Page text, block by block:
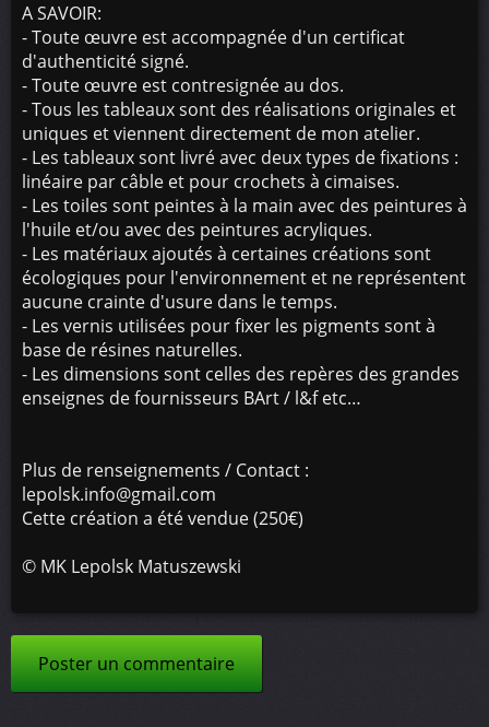
A SAVOIR:
- Toute œuvre est accompagnée d'un certificat
d'authenticité signé.
- Toute œuvre est contresignée au dos.
- Tous les tableaux sont des réalisations originales et
uniques et viennent directement de mon atelier.
- Les tableaux sont livré avec deux types de fixations :
linéaire par câble et pour crochets à cimaises.
- Les toiles sont peintes à la main avec des peintures à
l'huile et/ou avec des peintures acryliques.
- Les matériaux ajoutés à certaines créations sont
écologiques pour l'environnement et ne représentent
aucune crainte d'usure dans le temps.
- Les vernis utilisées pour fixer les pigments sont à
base de résines naturelles.
- Les dimensions sont celles des repères des grandes
enseignes de fournisseurs BArt / l&f etc…
Plus de renseignements / Contact :
lepolsk.info@gmail.com
Cette création a été vendue (250€)
© MK Lepolsk Matuszewski
Poster un commentaire